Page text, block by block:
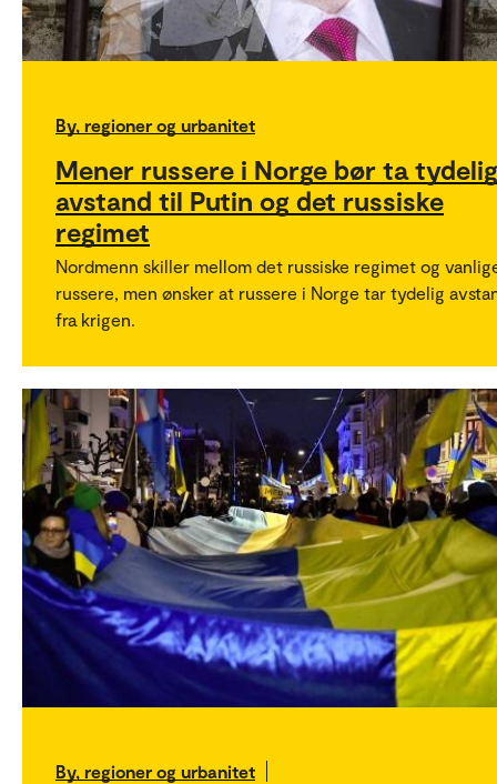
By, regioner og urbanitet
Mener russere i Norge bør ta tydelig
avstand til Putin og det russiske
regimet
Nordmenn skiller mellom det russiske regimet og
russere, men ønsker at russere i Norge tar tydelig
fra krigen.
By, regioner og urbanitet